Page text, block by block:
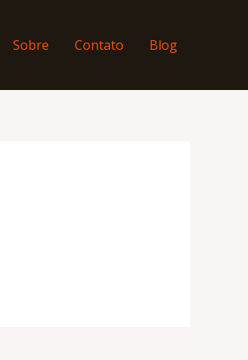
Sobre Contato Blog